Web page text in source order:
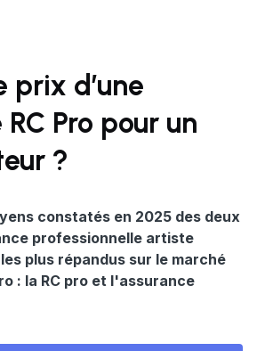
prix d’une
Pro pour un
?
constatés en 2025 des deux
professionnelle artiste
plus répandus sur le marché
: la RC pro et l'assurance